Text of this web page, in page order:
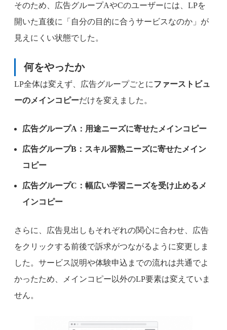
そのため、広告グループAやCのユーザーには、LPを
開いた直後に「自分の目的に合うサービスなのか」が
見えにくい状態でした。
何をやったか
LP全体は変えず、広告グループごとにファーストビュ
ーのメインコピーだけを変えました。
広告グループA：用途ニーズに寄せたメインコピー
広告グループB：スキル習熟ニーズに寄せたメイン
コピー
広告グループC：幅広い学習ニーズを受け止めるメ
インコピー
さらに、広告見出しもそれぞれの関心に合わせ、広告
をクリックする前後で訴求がつながるように変更しま
した。サービス説明や体験申込までの流れは共通でよ
かったため、メインコピー以外のLP要素は変えていま
せん。